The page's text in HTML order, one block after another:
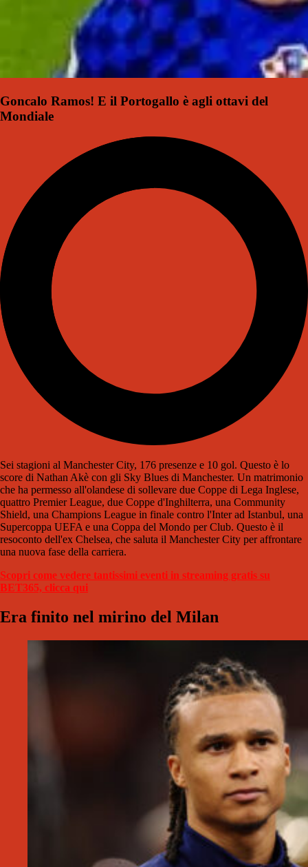
Goncalo Ramos! E il Portogallo è agli ottavi del
Mondiale
Sei stagioni al Manchester City, 176 presenze e 10 gol. Questo è lo
score di Nathan Akè con gli Sky Blues di Manchester. Un matrimonio
che ha permesso all'olandese di sollevare due Coppe di Lega Inglese,
quattro Premier League, due Coppe d'Inghilterra, una Community
Shield, una Champions League in finale contro l'Inter ad Istanbul, una
Supercoppa UEFA e una Coppa del Mondo per Club. Questo è il
resoconto dell'ex Chelsea, che saluta il Manchester City per affrontare
una nuova fase della carriera.
Scopri come vedere tantissimi eventi in streaming gratis su
BET365, clicca qui
Era finito nel mirino del Milan